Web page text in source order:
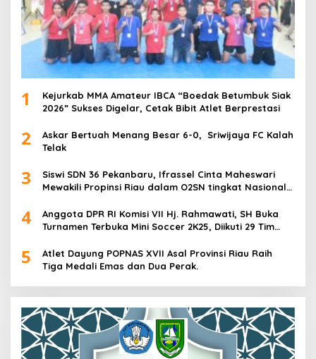
1
Kejurkab MMA Amateur IBCA “Boedak Betumbuk Siak
2026” Sukses Digelar, Cetak Bibit Atlet Berprestasi
2
Askar Bertuah Menang Besar 6-0, Sriwijaya FC Kalah
Telak
3
Siswi SDN 36 Pekanbaru, Ifrassel Cinta Maheswari
Mewakili Propinsi Riau dalam O2SN tingkat Nasional
4
Anggota DPR RI Komisi VII Hj. Rahmawati, SH Buka
Turnamen Terbuka Mini Soccer 2K25, Diikuti 29 Tim
5
Atlet Dayung POPNAS XVII Asal Provinsi Riau Raih
Tiga Medali Emas dan Dua Perak.